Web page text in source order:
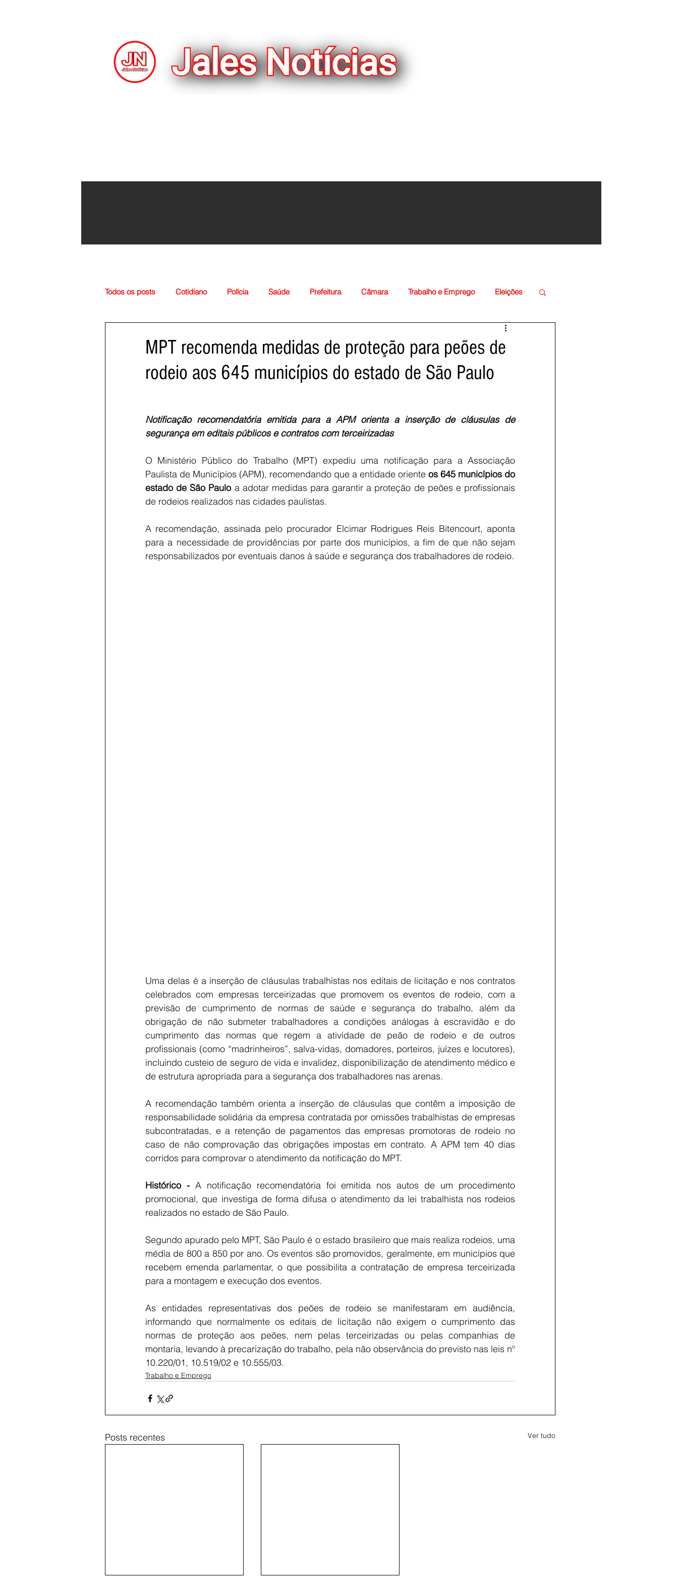
Voltar
Todos os posts Cotidiano Polícia Saúde Prefeitura Câmara Trabalho e Emprego Eleições
MPT recomenda medidas de proteção para peões de
rodeio aos 645 municípios do estado de São Paulo
Notificação recomendatória emitida para a APM orienta a inserção de cláusulas de
segurança em editais públicos e contratos com terceirizadas
O Ministério Público do Trabalho (MPT) expediu uma notificação para a Associação
Paulista de Municípios (APM), recomendando que a entidade oriente os 645 municípios do
estado de São Paulo a adotar medidas para garantir a proteção de peões e profissionais
de rodeios realizados nas cidades paulistas.
A recomendação, assinada pelo procurador Elcimar Rodrigues Reis Bitencourt, aponta
para a necessidade de providências por parte dos municípios, a fim de que não sejam
responsabilizados por eventuais danos à saúde e segurança dos trabalhadores de rodeio.
Uma delas é a inserção de cláusulas trabalhistas nos editais de licitação e nos contratos
celebrados com empresas terceirizadas que promovem os eventos de rodeio, com a
previsão de cumprimento de normas de saúde e segurança do trabalho, além da
obrigação de não submeter trabalhadores a condições análogas à escravidão e do
cumprimento das normas que regem a atividade de peão de rodeio e de outros
profissionais (como “madrinheiros”, salva-vidas, domadores, porteiros, juízes e locutores),
incluindo custeio de seguro de vida e invalidez, disponibilização de atendimento médico e
de estrutura apropriada para a segurança dos trabalhadores nas arenas.
A recomendação também orienta a inserção de cláusulas que contêm a imposição de
responsabilidade solidária da empresa contratada por omissões trabalhistas de empresas
subcontratadas, e a retenção de pagamentos das empresas promotoras de rodeio no
caso de não comprovação das obrigações impostas em contrato. A APM tem 40 dias
corridos para comprovar o atendimento da notificação do MPT.
Histórico - A notificação recomendatória foi emitida nos autos de um procedimento
promocional, que investiga de forma difusa o atendimento da lei trabalhista nos rodeios
realizados no estado de São Paulo.
Segundo apurado pelo MPT, São Paulo é o estado brasileiro que mais realiza rodeios, uma
média de 800 a 850 por ano. Os eventos são promovidos, geralmente, em municípios que
recebem emenda parlamentar, o que possibilita a contratação de empresa terceirizada
para a montagem e execução dos eventos.
As entidades representativas dos peões de rodeio se manifestaram em audiência,
informando que normalmente os editais de licitação não exigem o cumprimento das
normas de proteção aos peões, nem pelas terceirizadas ou pelas companhias de
montaria, levando à precarização do trabalho, pela não observância do previsto nas leis nº
10.220/01, 10.519/02 e 10.555/03.
Trabalho e Emprego
Posts recentes Ver tudo